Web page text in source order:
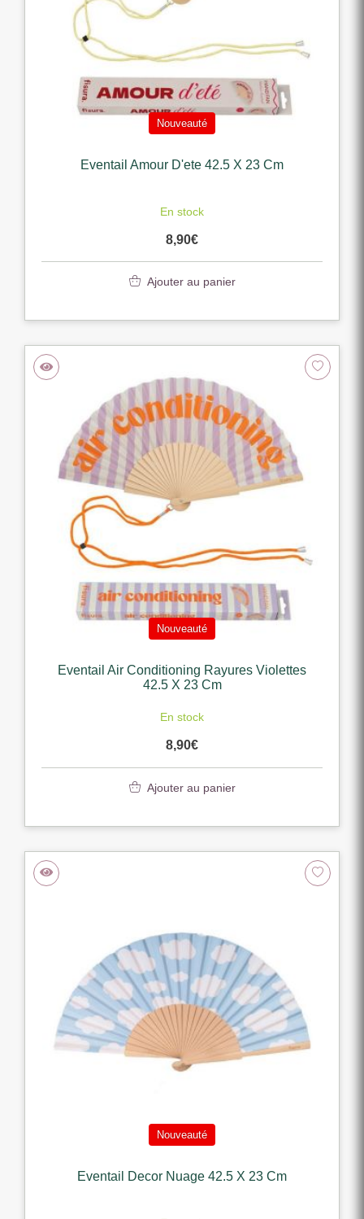
Nouveauté
Eventail Amour D'ete 42.5 X 23 Cm
En stock
8,90€
Ajouter au panier
Nouveauté
Eventail Air Conditioning Rayures Violettes
42.5 X 23 Cm
En stock
8,90€
Ajouter au panier
Nouveauté
Eventail Decor Nuage 42.5 X 23 Cm